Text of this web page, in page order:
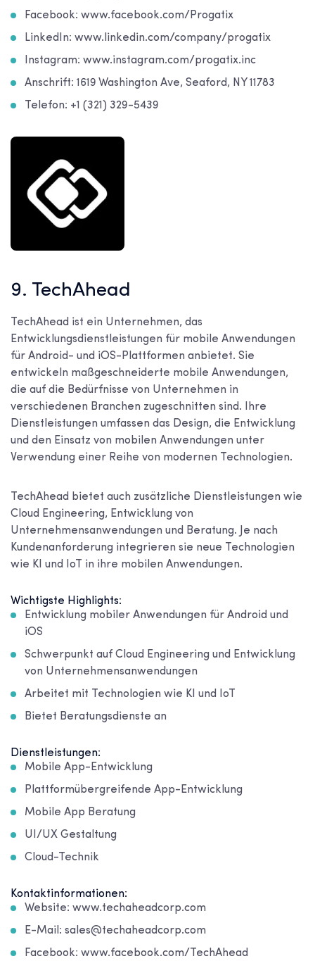
Facebook: www.facebook.com/Progatix
LinkedIn: www.linkedin.com/company/progatix
Instagram: www.instagram.com/progatix.inc
Anschrift: 1619 Washington Ave, Seaford, NY 11783
Telefon: +1 (321) 329-5439
9. TechAhead
TechAhead ist ein Unternehmen, das
Entwicklungsdienstleistungen für mobile Anwendungen
für Android- und iOS-Plattformen anbietet. Sie
entwickeln maßgeschneiderte mobile Anwendungen,
die auf die Bedürfnisse von Unternehmen in
verschiedenen Branchen zugeschnitten sind. Ihre
Dienstleistungen umfassen das Design, die Entwicklung
und den Einsatz von mobilen Anwendungen unter
Verwendung einer Reihe von modernen Technologien.
TechAhead bietet auch zusätzliche Dienstleistungen wie
Cloud Engineering, Entwicklung von
Unternehmensanwendungen und Beratung. Je nach
Kundenanforderung integrieren sie neue Technologien
wie KI und IoT in ihre mobilen Anwendungen.
Wichtigste Highlights:
Entwicklung mobiler Anwendungen für Android und
iOS
Schwerpunkt auf Cloud Engineering und Entwicklung
von Unternehmensanwendungen
Arbeitet mit Technologien wie KI und IoT
Bietet Beratungsdienste an
Dienstleistungen:
Mobile App-Entwicklung
Plattformübergreifende App-Entwicklung
Mobile App Beratung
UI/UX Gestaltung
Cloud-Technik
Kontaktinformationen:
Website: www.techaheadcorp.com
E-Mail: sales@techaheadcorp.com
Facebook: www.facebook.com/TechAhead